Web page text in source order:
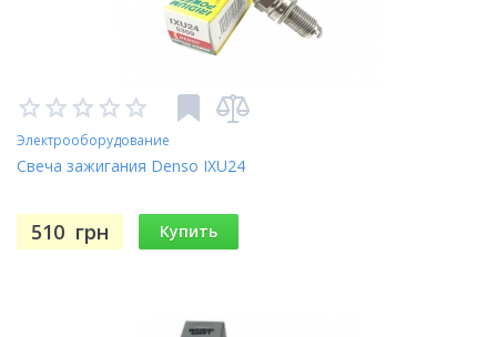
Электрооборудование
Свеча зажигания Denso IXU24
510 грн Купить